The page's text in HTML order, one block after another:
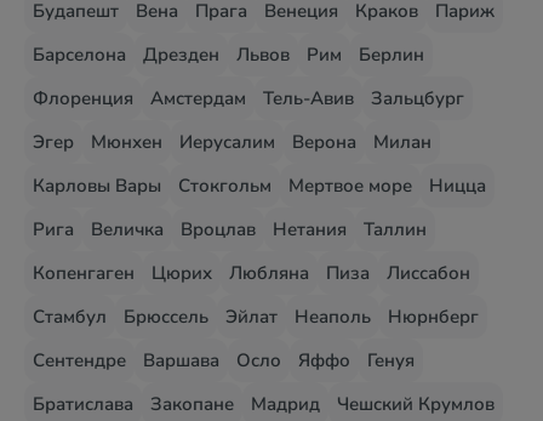
Будапешт Вена Прага Венеция Краков
Париж
Барселона
Дрезден Львов Рим
Берлин
Флоренция
Амстердам Тель-Авив
Зальцбург
Эгер
Мюнхен Иерусалим Верона
Милан
Карловы Вары
Стокгольм Мертвое море
Ницца
Рига
Величка Вроцлав Нетания
Таллин
Копенгаген
Цюрих Любляна Пиза
Лиссабон
Стамбул
Брюссель Эйлат Неаполь
Нюрнберг
Сентендре
Варшава Осло Яффо
Генуя
Братислава
Закопане Мадрид
Чешский Крумлов